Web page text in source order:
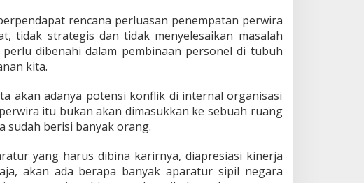
rencana perluasan penempatan perwira
tidak strategis dan tidak menyelesaikan masalah
dibenahi dalam pembinaan personel di tubuh
kita.
akan adanya potensi konflik di internal organisasi
itu bukan akan dimasukkan ke sebuah ruang
sudah berisi banyak orang.
yang harus dibina karirnya, diapresiasi kinerja
akan ada berapa banyak aparatur sipil negara